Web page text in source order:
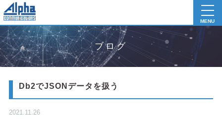
MENU
ブログ
Db2でJSONデータを扱う
2021.11.26